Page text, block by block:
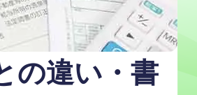
の違い・書